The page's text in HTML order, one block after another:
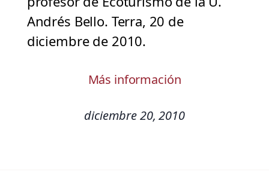
Andrés Bello. Terra, 20 de
diciembre de 2010.
Más información
diciembre 20, 2010